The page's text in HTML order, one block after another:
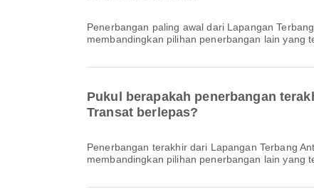
Penerbangan paling awal dari Lapangan Terbang Antarabangsa John C Munro Hamilton dengan Air Transat berlepas pada 07:25. Anda boleh melihat jadual ini dan
membandingkan pilihan penerbangan lain yang
Pukul berapakah penerbangan
Transat berlepas?
Penerbangan terakhir dari Lapangan Terbang Antarabangsa John C Munro Hamilton dengan Air Transat berlepas pada 20:35. Anda boleh melihat jadual ini dan
membandingkan pilihan penerbangan lain yang